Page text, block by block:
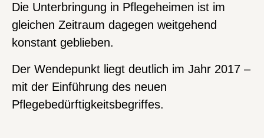
Die Unterbringung in Pflegeheimen ist im
gleichen Zeitraum dagegen weitgehend
konstant geblieben.
Der Wendepunkt liegt deutlich im Jahr 2017 –
mit der Einführung des neuen
Pflegebedürftigkeitsbegriffes.